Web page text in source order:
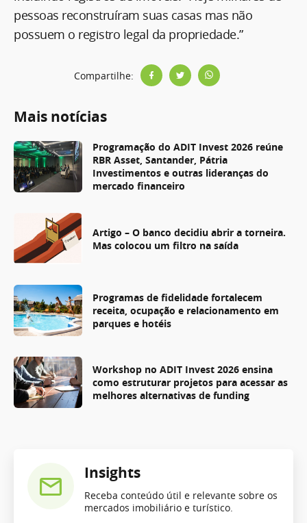
pessoas reconstruíram suas casas mas não
possuem o registro legal da propriedade.”
Compartilhe:
Mais notícias
Programação do ADIT Invest 2026 reúne
RBR Asset, Santander, Pátria
Investimentos e outras lideranças do
mercado financeiro
Artigo – O banco decidiu abrir a torneira.
Mas colocou um filtro na saída
Programas de fidelidade fortalecem
receita, ocupação e relacionamento em
parques e hotéis
Workshop no ADIT Invest 2026 ensina
como estruturar projetos para acessar as
melhores alternativas de funding
Insights
Receba conteúdo útil e relevante sobre os
mercados imobiliário e turístico.